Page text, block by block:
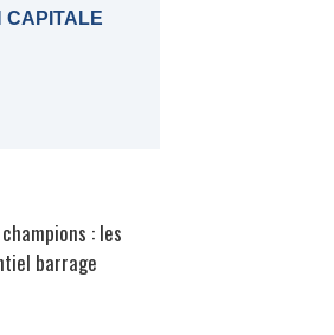
CAPITALE
: les
barrage